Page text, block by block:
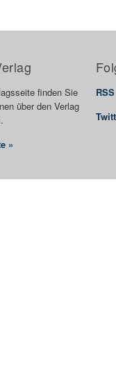
finden Sie
über den Verlag
»
RSS